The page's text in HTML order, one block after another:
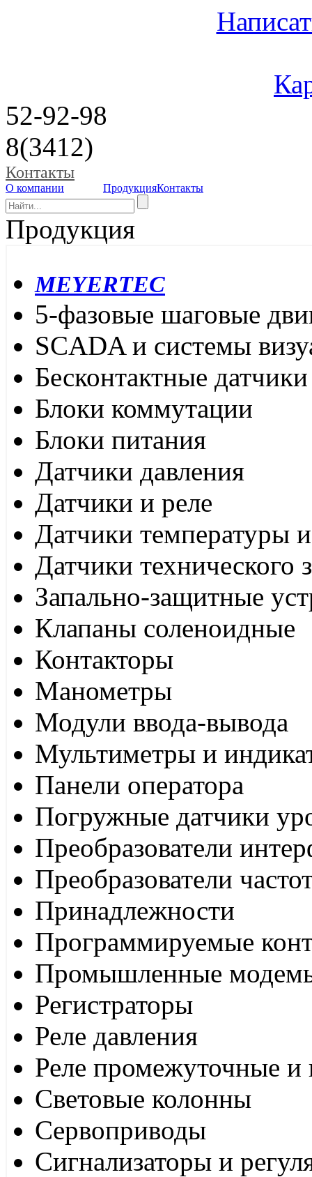
52-92-98
8(3412)
Контакты
О компании ПродукцияКонтакты
Продукция
MEYERTEC
5-фазовые шаговые
SCADA и системы
Бесконтактные датчики
Блоки коммутации
Блоки питания
Датчики давления
Датчики и реле
Датчики температуры
Датчики технического
Запально-защитные
Клапаны соленоидные
Контакторы
Манометры
Модули ввода-вывода
Мультиметры и
Панели оператора
Погружные датчики
Преобразователи
Преобразователи
Принадлежности
Программируемые
Промышленные
Регистраторы
Реле давления
Реле промежуточные и
Световые колонны
Сервоприводы
Сигнализаторы и